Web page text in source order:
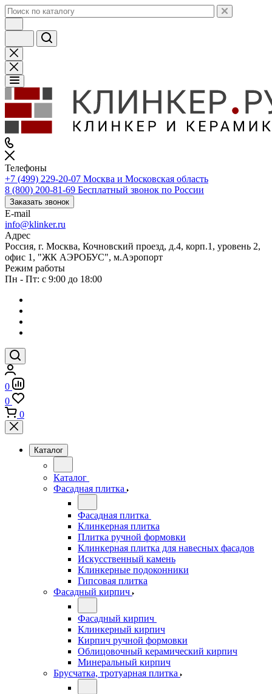
Телефоны
+7 (499) 229-20-07 Москва и Московская область
8 (800) 200-81-69 Бесплатный звонок по России
Заказать звонок
E-mail
info@klinker.ru
Адрес
Россия, г. Москва, Кочновский проезд, д.4, корп.1, уровень 2,
офис 1, "ЖК АЭРОБУС", м.Аэропорт
Режим работы
Пн - Пт: с 9:00 до 18:00
0
0
0
Каталог
Каталог
Фасадная плитка
Фасадная плитка
Клинкерная плитка
Плитка ручной формовки
Клинкерная плитка для навесных фасадов
Искусственный камень
Клинкерные подоконники
Гипсовая плитка
Фасадный кирпич
Фасадный кирпич
Клинкерный кирпич
Кирпич ручной формовки
Облицовочный керамический кирпич
Минеральный кирпич
Брусчатка, тротуарная плитка